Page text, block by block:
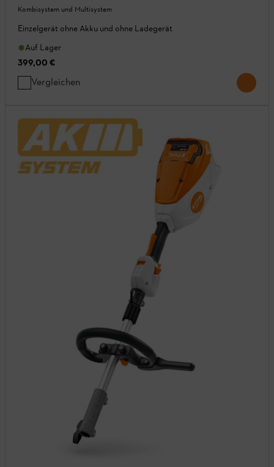
Kombisystem und Multisystem
Einzelgerät ohne Akku und ohne Ladegerät
Auf Lager
399,00 €
Vergleichen